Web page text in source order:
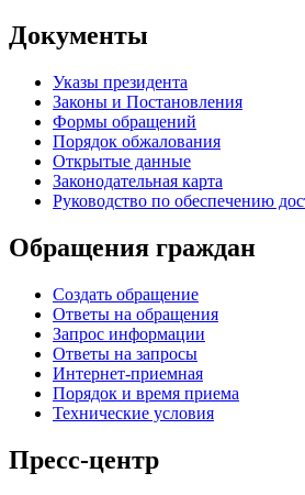
Документы
Указы президента
Законы и Постановления
Формы обращений
Порядок обжалования
Открытые данные
Законодательная карта
Руководство по обеспечению
Обращения граждан
Создать обращение
Ответы на обращения
Запрос информации
Ответы на запросы
Интернет-приемная
Порядок и время приема
Технические условия
Пресс-центр